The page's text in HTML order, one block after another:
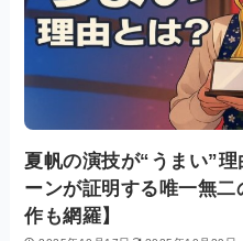
夏帆の演技が“うまい”
ーンが証明する唯一無
作も網羅】